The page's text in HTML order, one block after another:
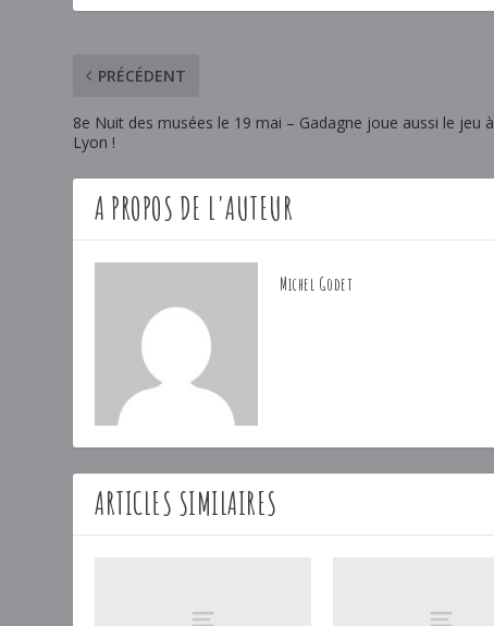
PRÉCÉDENT
8e Nuit des musées le 19 mai – Gadagne joue aussi le jeu à
Lyon !
A PROPOS DE L'AUTEUR
Michel Godet
ARTICLES SIMILAIRES